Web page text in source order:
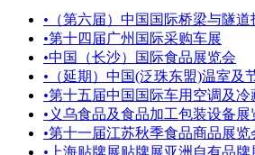
• （第六届）中国国际桥梁与隧
•第十四届广州国际采购车展
•中国（长沙）国际食品展览会
• （延期）中国(泛珠东盟)温室及
•第十五届中国国际车用空调及冷
• 义乌食品及食品加工包装设备展
•第十一届江苏秋季食品商品展览
• 上海贴牌展贴牌展亚洲自有品牌